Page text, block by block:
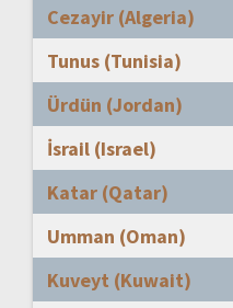
Cezayir (Algeria)
Tunus (Tunisia)
Ürdün (Jordan)
İsrail (Israel)
Katar (Qatar)
Umman (Oman)
Kuveyt (Kuwait)